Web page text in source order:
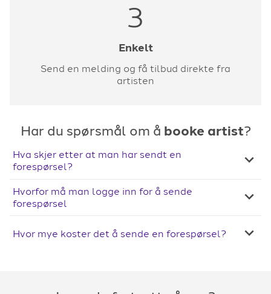
3
Enkelt
Send en melding og få tilbud direkte fra
artisten
Har du spørsmål om å booke artist?
Hva skjer etter at man har sendt en
forespørsel?
Hvorfor må man logge inn for å sende
forespørsel
Hvor mye koster det å sende en forespørsel?